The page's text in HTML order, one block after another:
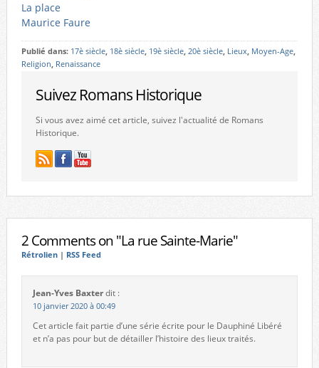
La place
Maurice Faure
Publié dans: 17è siècle, 18è siècle, 19è siècle, 20è siècle, Lieux, Moyen-Age,
Religion, Renaissance
Suivez Romans Historique
Si vous avez aimé cet article, suivez l'actualité de Romans
Historique.
2 Comments on "La rue Sainte-Marie"
Rétrolien| RSS Feed
Jean-Yves Baxterdit :
10 janvier 2020 à 00:49
Cet article fait partie d’une série écrite pour le Dauphiné Libéré
et n’a pas pour but de détailler l’histoire des lieux traités.